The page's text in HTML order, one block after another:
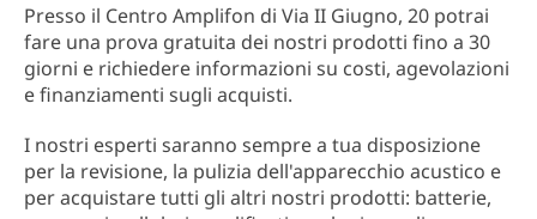
Presso il Centro Amplifon di Via II Giugno, 20 potrai
fare una prova gratuita dei nostri prodotti fino a 30
giorni e richiedere informazioni su costi, agevolazioni
e finanziamenti sugli acquisti.
I nostri esperti saranno sempre a tua disposizione
per la revisione, la pulizia dell'apparecchio acustico e
per acquistare tutti gli altri nostri prodotti: batterie,